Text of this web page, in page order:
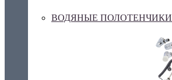
ВОДЯНЫЕ ПОЛОТЕНЧИКИ